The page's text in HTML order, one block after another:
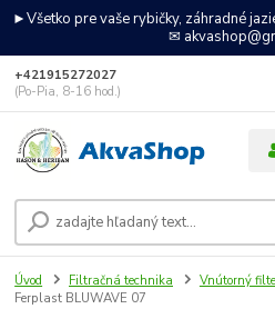
►Všetko pre vaše rybičky, záhradné
✉
+421915272027
(Po-Pia, 8-16 hod.)
Úvod Filtračná technika Vnútorný
Ferplast BLUWAVE 07